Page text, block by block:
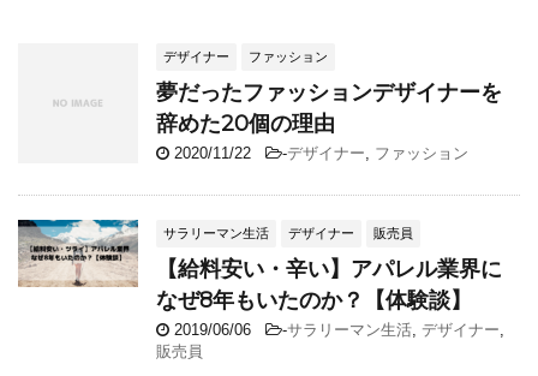
デザイナー ファッション
夢だったファッションデザイナーを
辞めた20個の理由
2020/11/22 -デザイナー, ファッション
サラリーマン生活 デザイナー 販売員
【給料安い・辛い】アパレル業界に
なぜ8年もいたのか？【体験談】
2019/06/06 -サラリーマン生活, デザイナー,
販売員